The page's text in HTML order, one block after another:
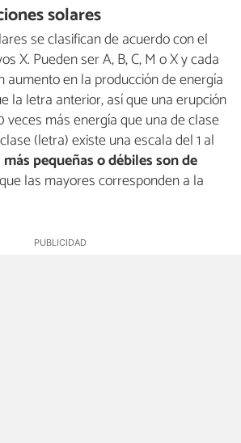
solares
se clasifican de acuerdo con el
X. Pueden ser A, B, C, M o X y cada
aumento en la producción de energía
la letra anterior, así que una erupción
veces más energía que una de clase
(letra) existe una escala del 1 al
pequeñas o débiles son de
las mayores corresponden a la